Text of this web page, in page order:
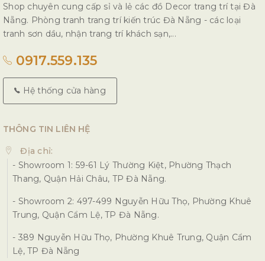
Shop chuyên cung cấp sỉ và lẻ các đồ Decor trang trí tại Đà
Nẵng. Phòng tranh trang trí kiến trúc Đà Nẵng - các loại
tranh sơn dầu, nhận trang trí khách sạn,...
0917.559.135
Hệ thống cửa hàng
THÔNG TIN LIÊN HỆ
Địa chỉ:
- Showroom 1: 59-61 Lý Thường Kiệt, Phường Thạch
Thang, Quận Hải Châu, TP Đà Nẵng.
- Showroom 2: 497-499 Nguyễn Hữu Thọ, Phường Khuê
Trung, Quận Cẩm Lệ, TP Đà Nẵng.
- 389 Nguyễn Hữu Thọ, Phường Khuê Trung, Quận Cẩm
Lệ, TP Đà Nẵng